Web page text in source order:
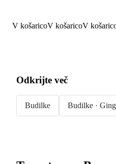
V košaricoV košaricoV
Odkrijte več
Budilke Budilke ·